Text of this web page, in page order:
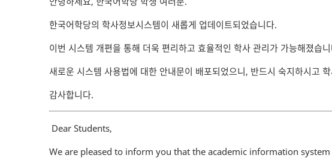
한국어학당의 학사정보시스템이 새롭게 업데이트되었습니다.
이번 시스템 개편을 통해 더욱 편리하고 효율적인 학사 관리가 가능해졌습
새로운 시스템 사용법에 대한 안내문이 배포되었으니, 반드시 숙지하시고
감사합니다.
Dear Students,
We are pleased to inform you that the academic information